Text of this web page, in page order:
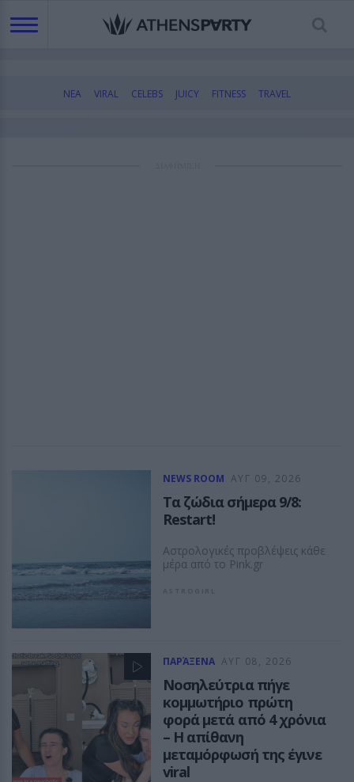
ΝΕΑ VIRAL CELEBS JUICY FITNESS TRAVEL
NEWS ROOM ΑΥΓ 09, 2026
Τα ζώδια σήμερα 9/8:
Restart!
Αστρολογικές προβλέψεις κάθε
μέρα από το Pink.gr
ΠΑΡΆΞΕΝΑ ΑΥΓ 08, 2026
Νοσηλεύτρια πήγε
κομμωτήριο πρώτη
φορά μετά από 4 χρόνια
– Η απίθανη
μεταμόρφωσή της έγινε
viral